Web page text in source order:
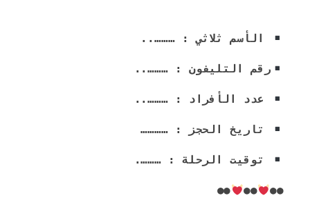
الأسم ثلاثي : ………..
رقم التليفون : ………..
عدد الأفراد : ………..
تاريخ الحجز : …………
توقيت الرحلة : ……….
●●
●●
●●